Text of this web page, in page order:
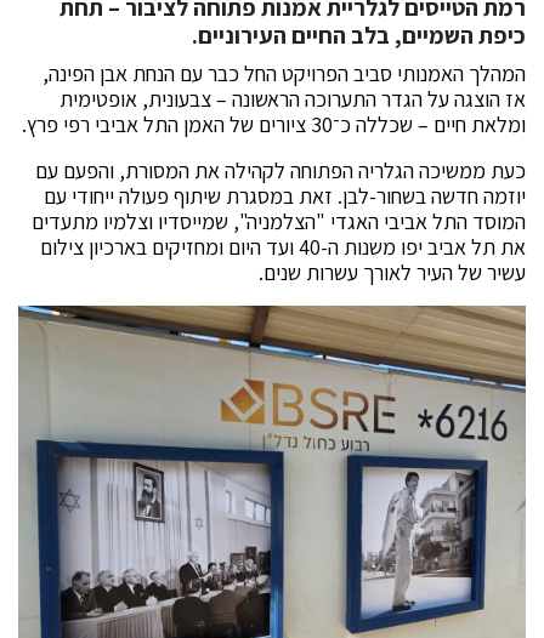
רמת הטייסים לגלריית אמנות פתוחה לציבור – תחת
כיפת השמיים, בלב החיים העירוניים.
המהלך האמנותי סביב הפרויקט החל כבר עם הנחת אבן הפינה,
אז הוצגה על הגדר התערוכה הראשונה – צבעונית, אופטימית
ומלאת חיים – שכללה כ־30 ציורים של האמן התל אביבי רפי פרץ.
כעת ממשיכה הגלריה הפתוחה לקהילה את המסורת, והפעם עם
יוזמה חדשה בשחור-לבן. זאת במסגרת שיתוף פעולה ייחודי עם
המוסד התל אביבי האגדי "הצלמניה", שמייסדיו וצלמיו מתעדים
את תל אביב יפו משנות ה-40 ועד היום ומחזיקים בארכיון צילום
עשיר של העיר לאורך עשרות שנים.